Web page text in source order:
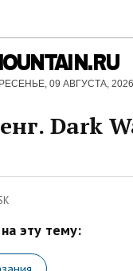
09 АВГУСТА, 2026
Dark
эту тему: